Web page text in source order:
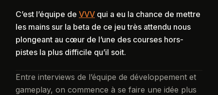
C’est l’équipe de VVV qui a eu la chance de mettre
les mains sur la beta de ce jeu très attendu nous
plongeant au cœur de l’une des courses hors-
pistes la plus difficile qu’il soit.
Entre interviews de l’équipe de développement et
gameplay, on commence à se faire une idée plus